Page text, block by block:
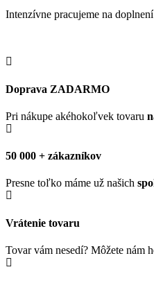
Intenzívne pracujeme na
Doprava ZADARMO
Pri nákupe akéhokoľvek tovaru
50 000 + zákazníkov
Presne toľko máme už našich
Vrátenie tovaru
Tovar vám nesedí? Môžete nám